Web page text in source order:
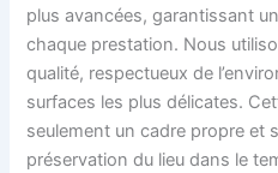
plus avancées, garantissant
chaque prestation. Nous
qualité, respectueux de
surfaces les plus délicates.
seulement un cadre propre et
préservation du lieu dans le